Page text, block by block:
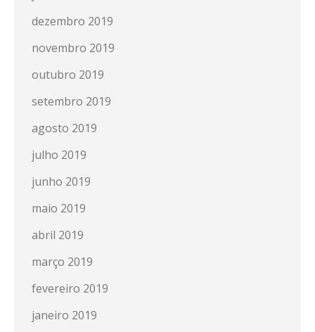
dezembro 2019
novembro 2019
outubro 2019
setembro 2019
agosto 2019
julho 2019
junho 2019
maio 2019
abril 2019
março 2019
fevereiro 2019
janeiro 2019